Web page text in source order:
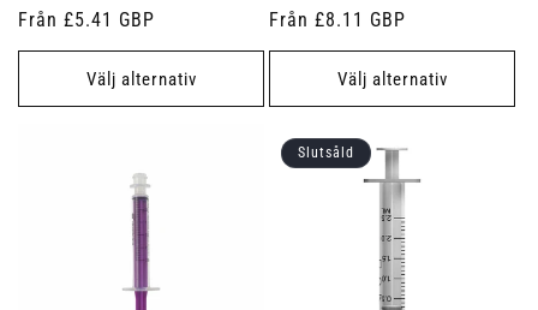
Ordinarie
pris
Från £5.41 GBP
Välj alternativ
Ordinarie
pris
Från £8.11 GBP
Välj alternativ
Slutsåld